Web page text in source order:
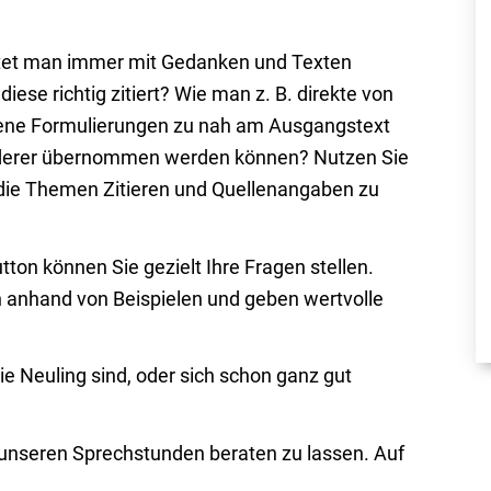
man immer mit Gedanken und Texten
richtig zitiert? Wie man z. B. direkte von
Formulierungen zu nah am Ausgangstext
übernommen werden können? Nutzen Sie
Themen Zitieren und Quellenangaben zu
können Sie gezielt Ihre Fragen stellen.
von Beispielen und geben wertvolle
Neuling sind, oder sich schon ganz gut
Sprechstunden beraten zu lassen. Auf